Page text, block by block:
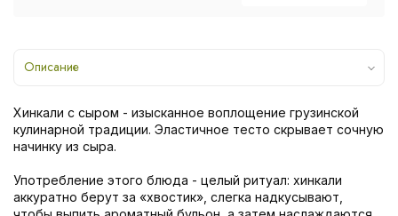
Описание
Хинкали с сыром - изысканное воплощение грузинской
кулинарной традиции. Эластичное тесто скрывает сочную
начинку из сыра.
Употребление этого блюда - целый ритуал: хинкали
аккуратно берут за «хвостик», слегка надкусывают,